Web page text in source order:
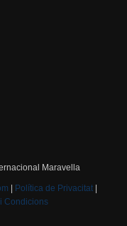
Maravella
| Política de Privacitat |
Condicions